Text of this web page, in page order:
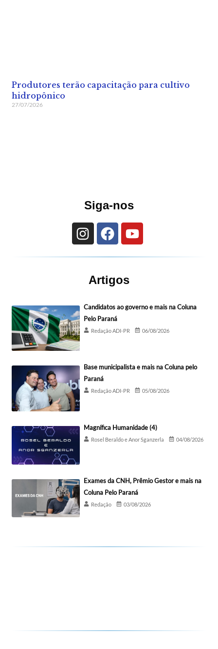
Produtores terão capacitação para cultivo
hidropônico
27/07/2026
Siga-nos
Artigos
Candidatos ao governo e mais na Coluna
Pelo Paraná
Redação ADI-PR 06/08/2026
Base municipalista e mais na Coluna pelo
Paraná
Redação ADI-PR 05/08/2026
Magnífica Humanidade (4)
Rosel Beraldo e Anor Sganzerla 04/08/2026
Exames da CNH, Prêmio Gestor e mais na
Coluna Pelo Paraná
Redação 03/08/2026